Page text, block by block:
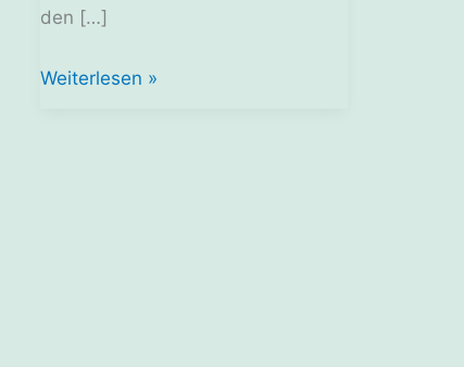
den […]
Predigten:
Weiterlesen »